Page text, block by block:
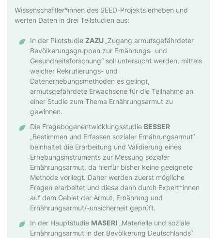
Wissenschaftler*innen des SEED-Projekts erheben und
werten Daten in drei Teilstudien aus:
In der Pilotstudie ZAZU „Zugang armutsgefährdeter
Bevölkerungsgruppen zur Ernährungs- und
Gesundheitsforschung“ soll untersucht werden, mittels
welcher Rekrutierungs- und
Datenerhebungsmethoden es gelingt,
armutsgefährdete Erwachsene für die Teilnahme an
einer Studie zum Thema Ernährungsarmut zu
gewinnen.
Die Fragebogenentwicklungsstudie BESSER
„Bestimmen und Erfassen sozialer Ernährungsarmut“
beinhaltet die Erarbeitung und Validierung eines
Erhebungsinstruments zur Messung sozialer
Ernährungsarmut, da hierfür bisher keine geeignete
Methode vorliegt. Daher werden zuerst mögliche
Fragen erarbeitet und diese dann durch Expert*innen
auf dem Gebiet der Armut, Ernährung und
Ernährungsarmut/-unsicherheit geprüft.
In der Hauptstudie MASERI „Materielle und soziale
Ernährungsarmut in der Bevölkerung Deutschlands“